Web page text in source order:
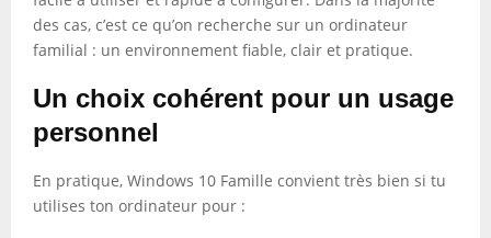
des cas, c’est ce qu’on recherche sur un ordinateur
familial : un environnement fiable, clair et pratique.
Un choix cohérent pour un usage
personnel
En pratique, Windows 10 Famille convient très bien si tu
utilises ton ordinateur pour :